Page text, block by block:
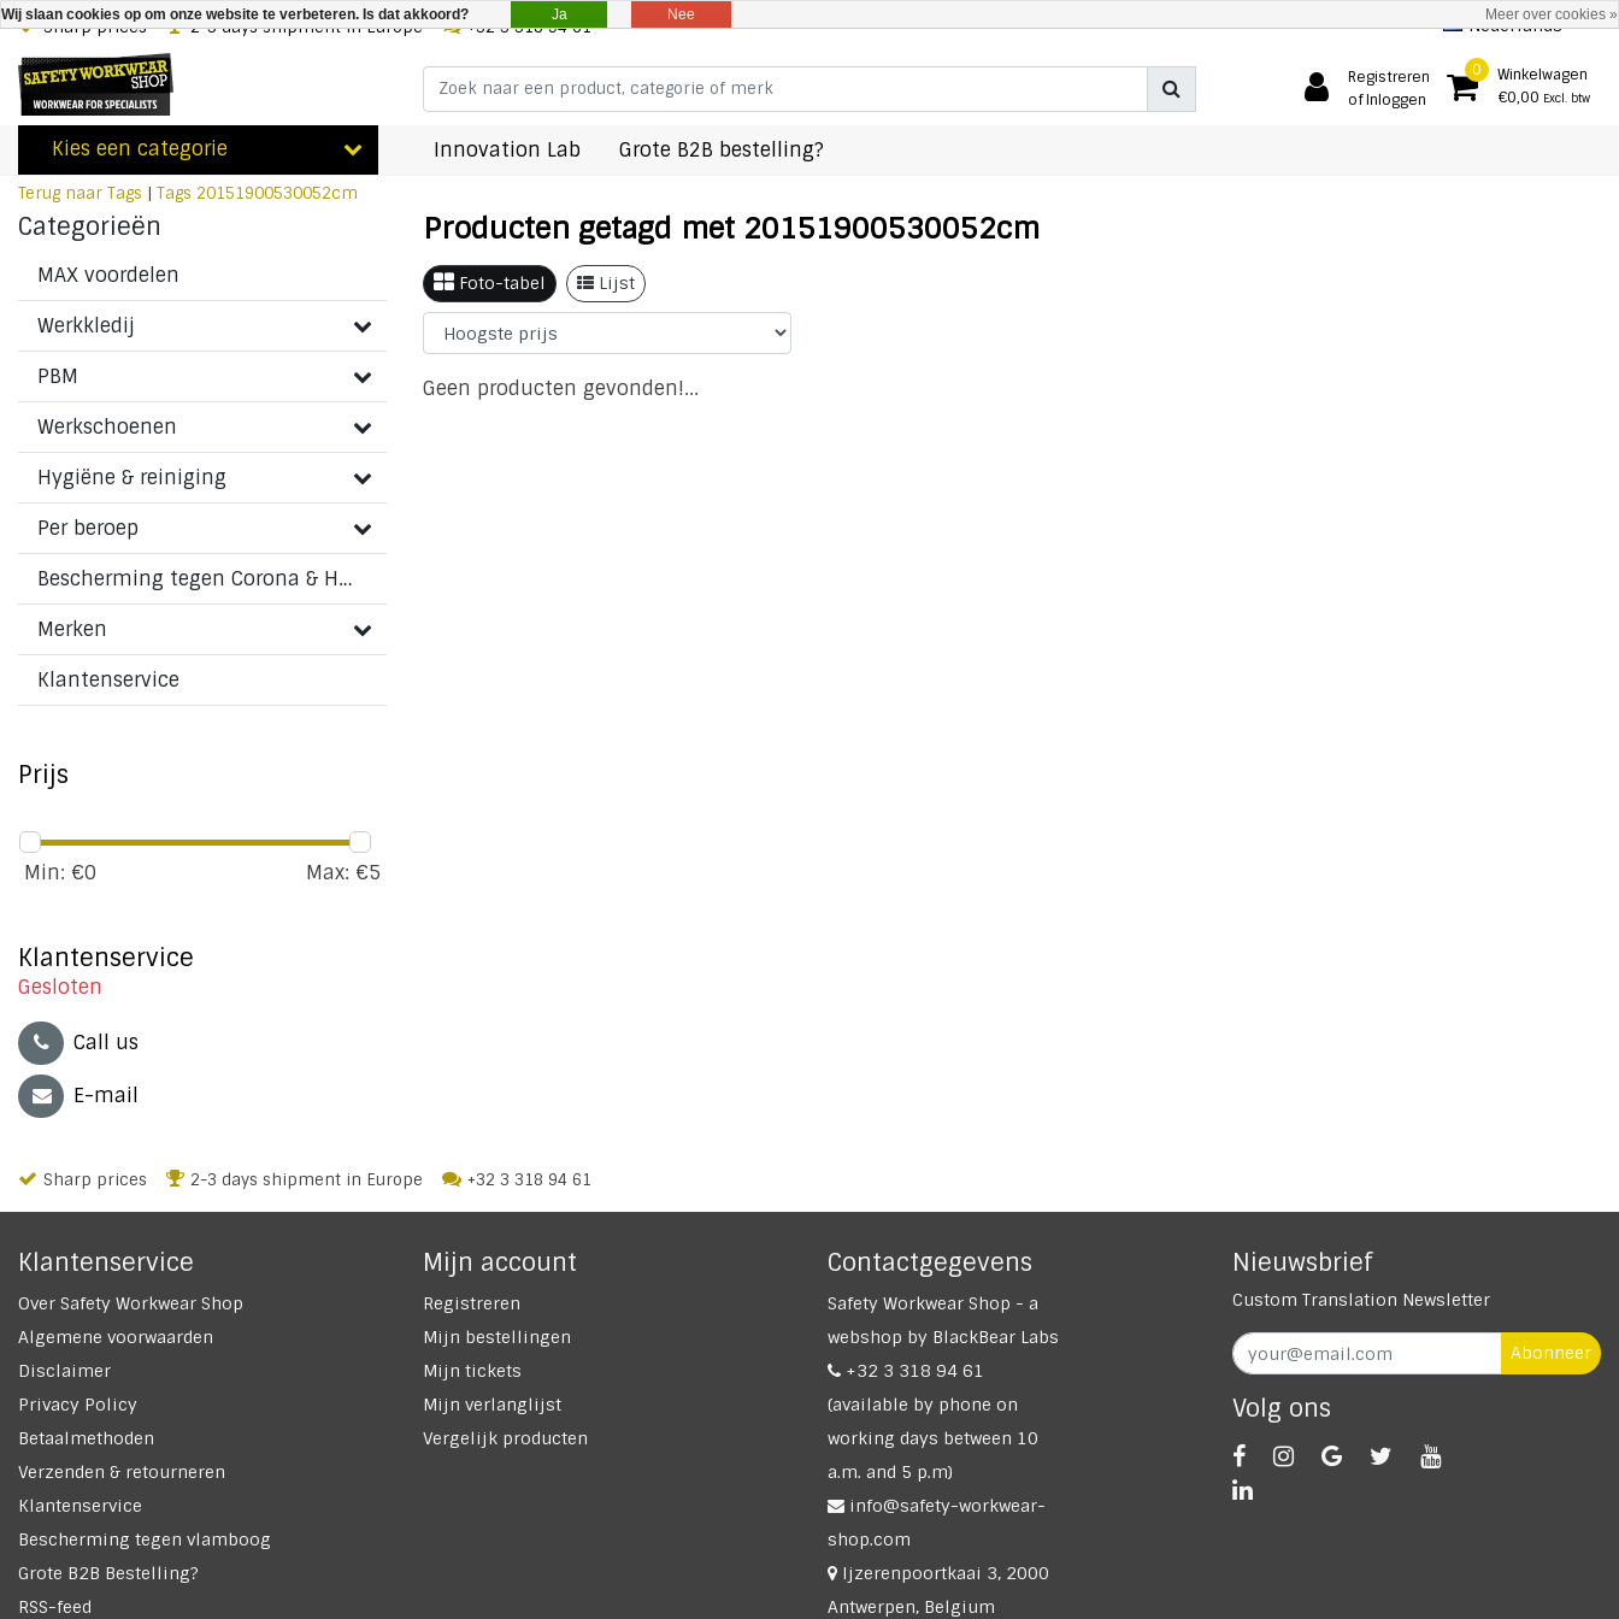
Sharp prices 2-3 days shipment in Europe +32 3 318 94 61 Nederlands
Registreren
of Inloggen
0
Winkelwagen
€0,00 Excl. btw
Kies een categorie Innovation Lab Grote B2B bestelling?
Terug naar Tags | Tags 20151900530052cm
Categorieën
MAX voordelen
Werkkledij
PBM
Werkschoenen
Hygiëne & reiniging
Per beroep
Bescherming tegen Corona & HMPV virus
Merken
Klantenservice
Prijs
Min: €0 Max: €5
Klantenservice
Gesloten
Call us
E-mail
Producten getagd met 20151900530052cm
Foto-tabel Lijst
Geen producten gevonden!...
Sharp prices 2-3 days shipment in Europe +32 3 318 94 61
Klantenservice
Over Safety Workwear Shop
Algemene voorwaarden
Disclaimer
Privacy Policy
Betaalmethoden
Verzenden & retourneren
Klantenservice
Bescherming tegen vlamboog
Grote B2B Bestelling?
RSS-feed
Mijn account
Registreren
Mijn bestellingen
Mijn tickets
Mijn verlanglijst
Vergelijk producten
Contactgegevens
Safety Workwear Shop - a
webshop by BlackBear Labs
+32 3 318 94 61
(available by phone on
working days between 10
a.m. and 5 p.m)
info@safety-workwear-
shop.com
Ijzerenpoortkaai 3, 2000
Antwerpen, Belgium
Nieuwsbrief
Custom Translation Newsletter
Abonneer
Volg ons
Wij slaan cookies op om onze website te verbeteren. Is dat akkoord? Ja Nee Meer over cookies »